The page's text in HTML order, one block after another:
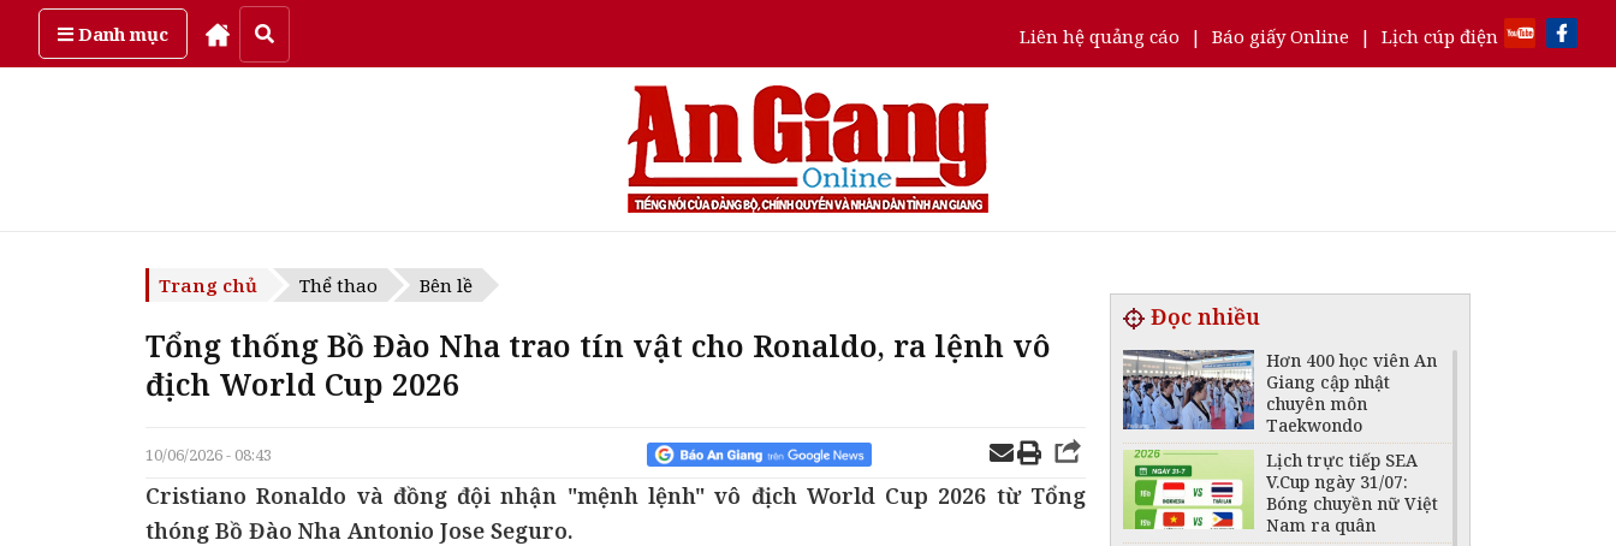
Danh mục Liên hệ quảng cáo | Báo giấy Online | Lịch cúp điện
Thứ năm, ngày 6/08/2026
Trang chủ Thể thao Bên lề
Tổng thống Bồ Đào Nha trao tín vật cho Ronaldo, ra lệnh vô
địch World Cup 2026
10/06/2026 - 08:43
Cristiano Ronaldo và đồng đội nhận "mệnh lệnh" vô địch World Cup 2026 từ Tổng
thóng Bồ Đào Nha Antonio Jose Seguro.
Đọc nhiều
Hơn 400 học viên An
Giang cập nhật
chuyên môn
Taekwondo
Lịch trực tiếp SEA
V.Cup ngày 31/07:
Bóng chuyền nữ Việt
Nam ra quân